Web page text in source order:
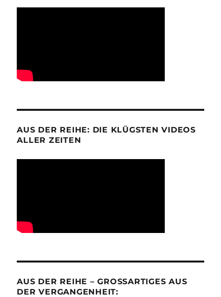
AUS DER REIHE: DIE KLÜGSTEN VIDEOS
ALLER ZEITEN
AUS DER REIHE – GROSSARTIGES AUS D
ER VERGANGENHEIT: